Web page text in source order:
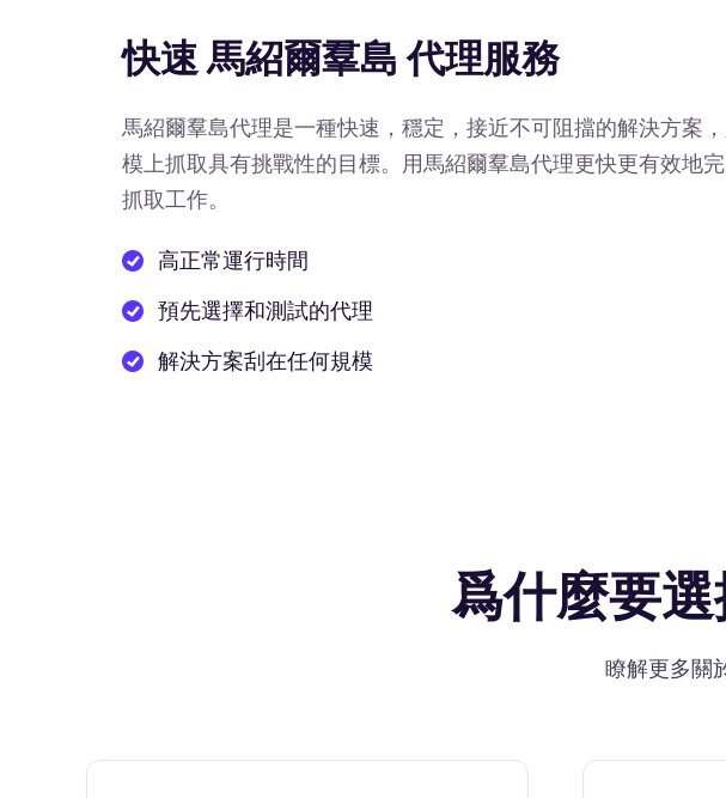
快速 馬紹爾羣島 代理服務
馬紹爾羣島代理是一種快速，穩定，接近不可阻擋的解決方案
模上抓取具有挑戰性的目標。用馬紹爾羣島代理更快更有效地
抓取工作。
高正常運行時間
預先選擇和測試的代理
解決方案刮在任何規模
爲什麼要
瞭解更多關